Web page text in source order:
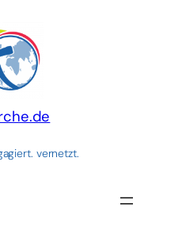
vernetzt.